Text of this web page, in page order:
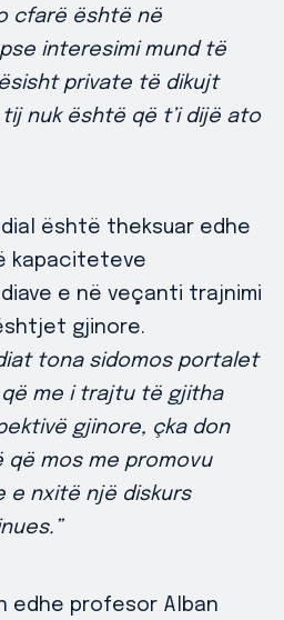
cfarë është në
interesimi mund të
private të dikujt
nuk është që t’i dijë ato
është theksuar edhe
kapaciteteve
e në veçanti trajnimi
gjinore.
tona sidomos portalet
me i trajtu të gjitha
gjinore, çka don
mos me promovu
e nxitë një diskurs
edhe profesor Alban